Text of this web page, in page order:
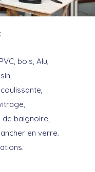
bois, Alu,
de baignoire,
en verre.